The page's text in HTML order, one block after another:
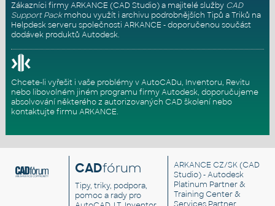
Zákazníci firmy ARKANCE (CAD Studio) a majitelé služby CAD
Support Packmohou využít i archivu podrobnějších Tipů a Triků na
Helpdesk serveru společnosti ARKANCE - doporučenou součást
dodávek produktů Autodesk.
Chcete-li vyřešit i vaše problémy v AutoCADu, Inventoru, Revitu
nebo libovolném jiném programu firmy Autodesk, doporučujeme
absolvování některého z autorizovaných CAD školenínebo
kontaktujte firmu ARKANCE.
CADfórum
Tipy, triky, podpora,
pomoc a rady pro
ARKANCE CZ/SK(CAD
Studio) - Autodesk
Platinum Partner &
Training Center &